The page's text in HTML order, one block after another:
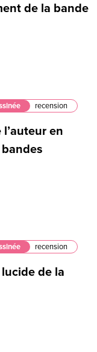
de la bande
recension
en
recension
de la